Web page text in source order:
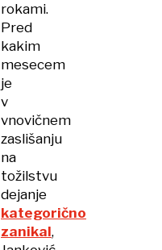
rokami.
Pred
kakim
mesecem
je
v
vnovičnem
zaslišanju
na
tožilstvu
dejanje
kategorično
zanikal,